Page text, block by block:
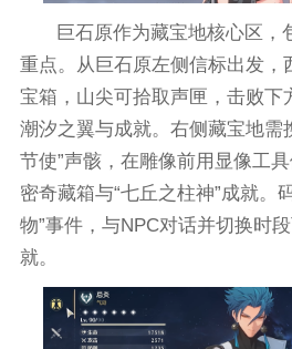
巨石原作为藏宝地核心区，
重点。从巨石原左侧信标出发，
宝箱，山尖可拾取声匣，击败下
潮汐之翼与成就。右侧藏宝地需
节使”声骸，在雕像前用显像工
密奇藏箱与“七丘之柱神”成就。
物”事件，与NPC对话并切换时
就。